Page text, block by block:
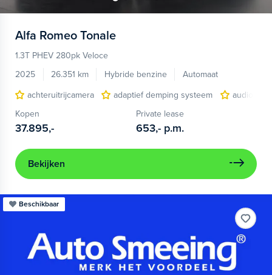
Alfa Romeo Tonale
1.3T PHEV 280pk Veloce
2025
26.351 km Hybride benzine
Automaat
achteruitrijcamera
adaptief demping systeem
audio
Kopen
37.895,-
Private lease
653,- p.m.
Bekijken
Beschikbaar